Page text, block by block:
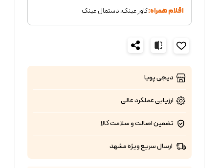
اقلام همراه:کاور عینک، دستمال عینک
دیجی پویا
ارزیابی عملکردعالی
تضمین اصالت و سلامت کالا
ارسال سریع ویژه مشهد